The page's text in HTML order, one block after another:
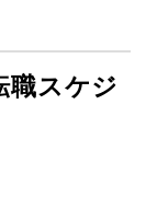
職スケジ